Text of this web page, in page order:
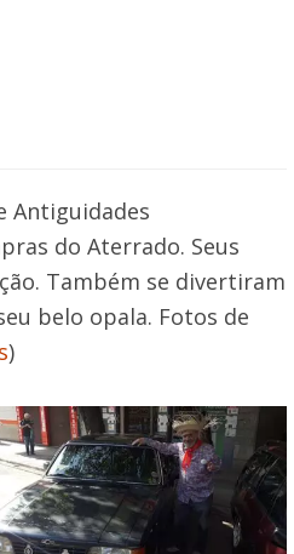
Antiguidades
do Aterrado. Seus
Também se divertiram
belo opala. Fotos de
)